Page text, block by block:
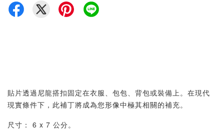
貼片透過尼龍搭扣固定在衣服、包包、背包或裝備上。在現代
現實條件下，此補丁將成為您形像中極其相關的補充。
尺寸： 6 x 7 公分。